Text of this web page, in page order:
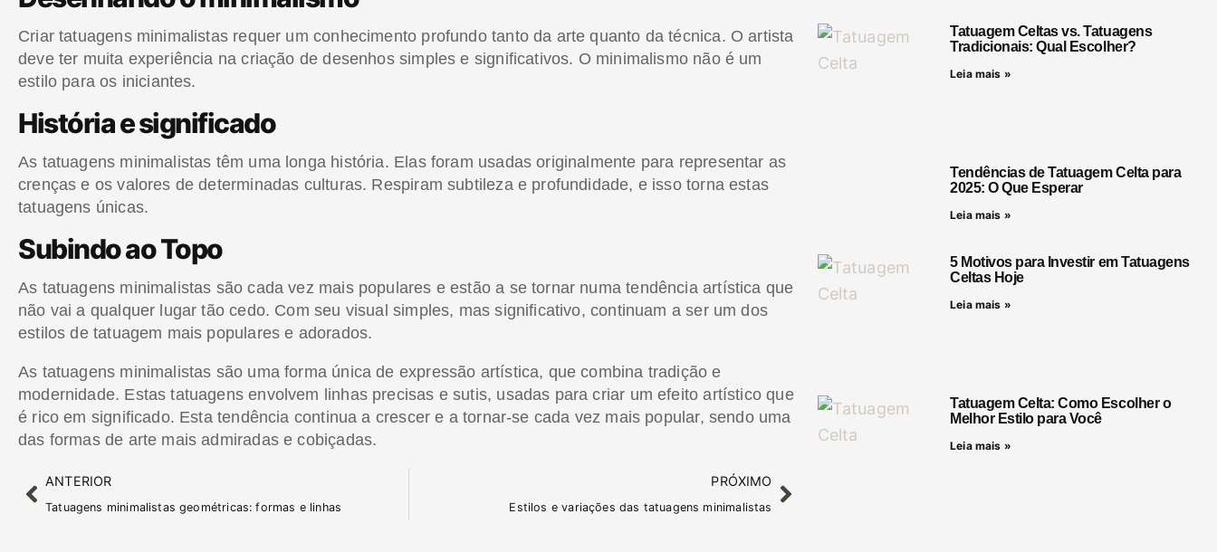
Criar tatuagens minimalistas requer um conhecimento profundo tanto da arte quanto da técnica. O artista
deve ter muita experiência na criação de desenhos simples e significativos. O minimalismo não é um
estilo para os iniciantes.
História e significado
As tatuagens minimalistas têm uma longa história. Elas foram usadas originalmente para representar as
crenças e os valores de determinadas culturas. Respiram subtileza e profundidade, e isso torna estas
tatuagens únicas.
Subindo ao Topo
As tatuagens minimalistas são cada vez mais populares e estão a se tornar numa tendência artística que
não vai a qualquer lugar tão cedo. Com seu visual simples, mas significativo, continuam a ser um dos
estilos de tatuagem mais populares e adorados.
As tatuagens minimalistas são uma forma única de expressão artística, que combina tradição e
modernidade. Estas tatuagens envolvem linhas precisas e sutis, usadas para criar um efeito artístico que
é rico em significado. Esta tendência continua a crescer e a tornar-se cada vez mais popular, sendo uma
das formas de arte mais admiradas e cobiçadas.
ANTERIOR
Tatuagens minimalistas geométricas: formas e linhas
PRÓXIMO
Estilos e variações das tatuagens minimalistas
Tatuagem Celtas vs. Tatuagens
Tradicionais: Qual Escolher?
Leia mais »
Tendências de Tatuagem Celta para
2025: O Que Esperar
Leia mais »
5 Motivos para Investir em Tatuagens
Celtas Hoje
Leia mais »
Tatuagem Celta: Como Escolher o
Melhor Estilo para Você
Leia mais »